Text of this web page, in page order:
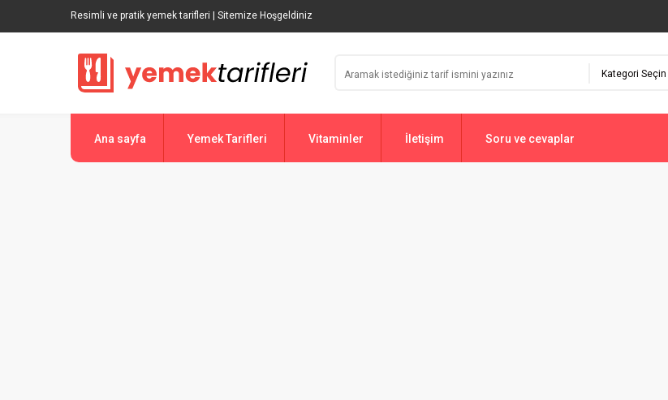
Resimli ve pratik yemek tarifleri | Sitemize Hoşgeldiniz
Ana sayfa Yemek Tarifleri Vitaminler İletişim Soru ve cevaplar